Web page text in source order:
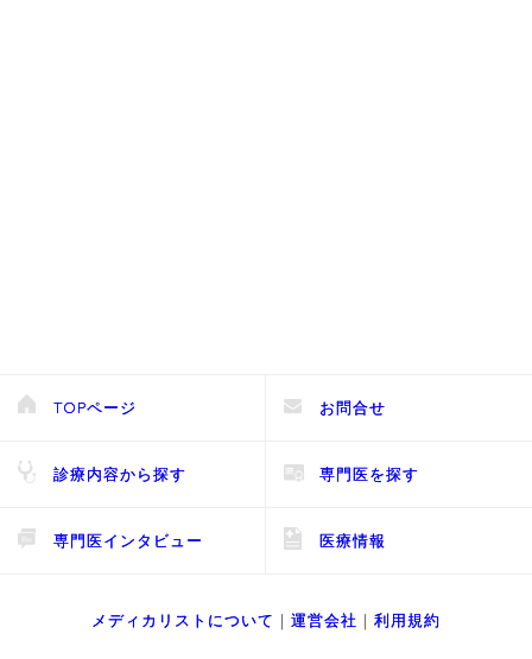
TOPページ お問合せ
診療内容から探す 専門医を探す
専門医インタビュー 医療情報
メディカリストについて ｜ 運営会社 ｜ 利用規約